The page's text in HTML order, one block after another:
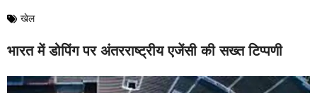
खेल
भारत में डोपिंग पर अंतरराष्ट्रीय एजेंसी की सख्त टिप्पणी